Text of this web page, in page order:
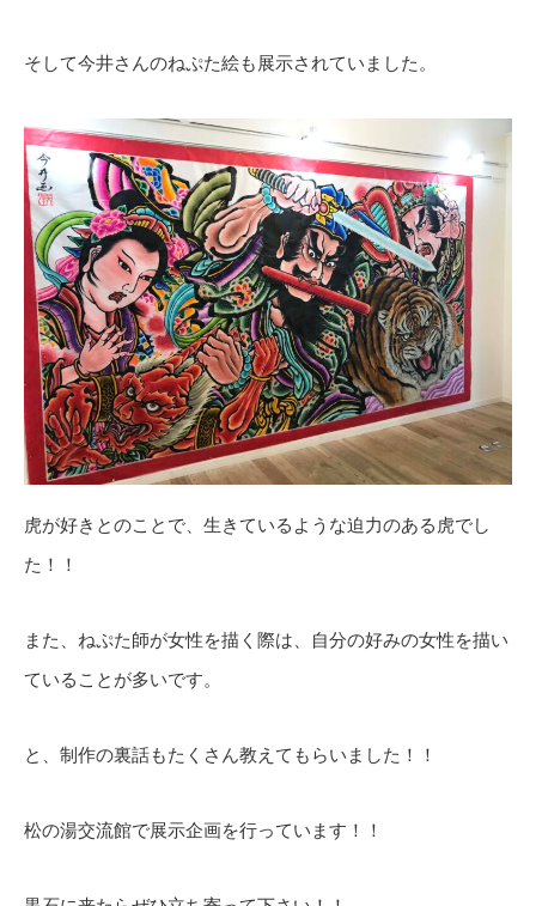
そして今井さんのねぷた絵も展示されていました。
虎が好きとのことで、生きているような迫力のある虎でし
た！！
また、ねぷた師が女性を描く際は、自分の好みの女性を描い
ていることが多いです。
と、制作の裏話もたくさん教えてもらいました！！
松の湯交流館で展示企画を行っています！！